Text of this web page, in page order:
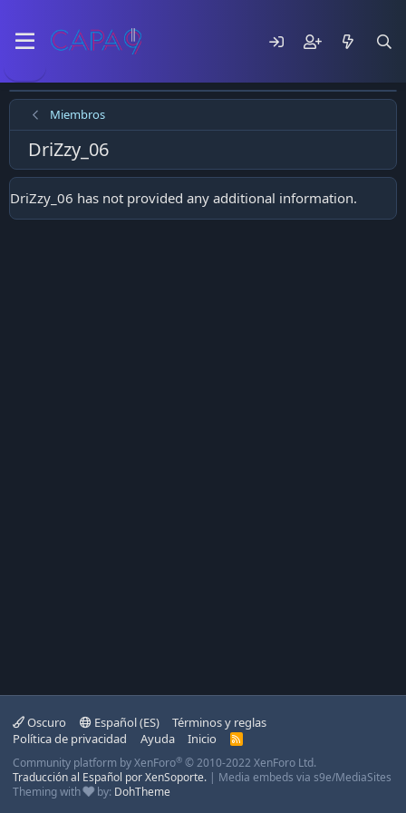
Miembros
DriZzy_06
DriZzy_06 has not provided any additional information.
Oscuro Español (ES)
Términos y reglas
Política de privacidad
Ayuda Inicio
R
S
Community platform by XenForo® © 2010-2022 XenForo Ltd.
Traducción al Español por XenSoporte. | Media embeds via s9e/MediaSites
Theming with
by: DohTheme